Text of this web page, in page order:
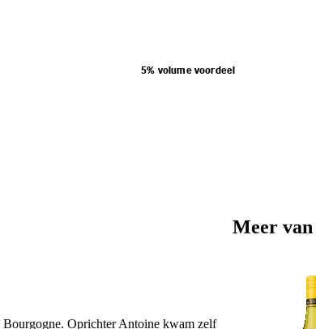
5% volume voordeel
Oprichter Antoine kwam zelf
Meer